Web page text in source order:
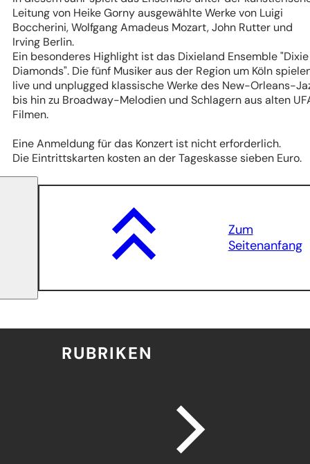
Leitung von Heike Gorny ausgewählte Werke von Luigi
Boccherini, Wolfgang Amadeus Mozart, John Rutter und
Irving Berlin.
Ein besonderes Highlight ist das Dixieland Ensemble "Dixie
Diamonds". Die fünf Musiker aus der Region um Köln
live und unplugged klassische Werke des New-Orleans-
bis hin zu Broadway-Melodien und Schlagern aus alten
Filmen.
Eine Anmeldung für das Konzert ist nicht erforderlich.
Die Eintrittskarten kosten an der Tageskasse sieben Euro.
Zum
Seitenanfang
RUBRIKEN